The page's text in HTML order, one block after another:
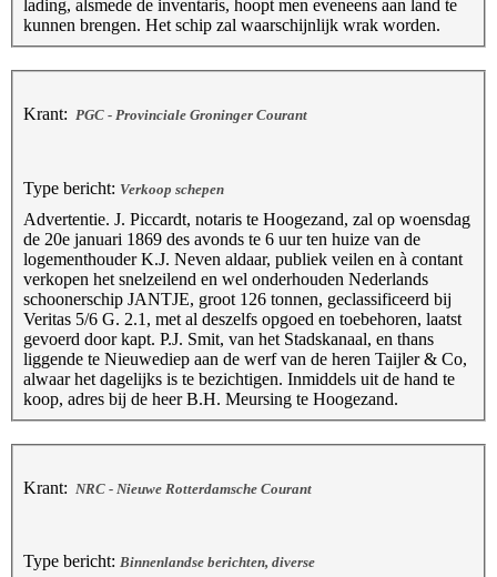
lading, alsmede de inventaris, hoopt men eveneens aan land te
kunnen brengen. Het schip zal waarschijnlijk wrak worden.
Krant: PGC - Provinciale Groninger Courant
Type bericht: Verkoop schepen
Advertentie. J. Piccardt, notaris te Hoogezand, zal op woensdag
de 20e januari 1869 des avonds te 6 uur ten huize van de
logementhouder K.J. Neven aldaar, publiek veilen en à contant
verkopen het snelzeilend en wel onderhouden Nederlands
schoonerschip JANTJE, groot 126 tonnen, geclassificeerd bij
Veritas 5/6 G. 2.1, met al deszelfs opgoed en toebehoren, laatst
gevoerd door kapt. P.J. Smit, van het Stadskanaal, en thans
liggende te Nieuwediep aan de werf van de heren Taijler & Co,
alwaar het dagelijks is te bezichtigen. Inmiddels uit de hand te
koop, adres bij de heer B.H. Meursing te Hoogezand.
Krant: NRC - Nieuwe Rotterdamsche Courant
Type bericht: Binnenlandse berichten, diverse